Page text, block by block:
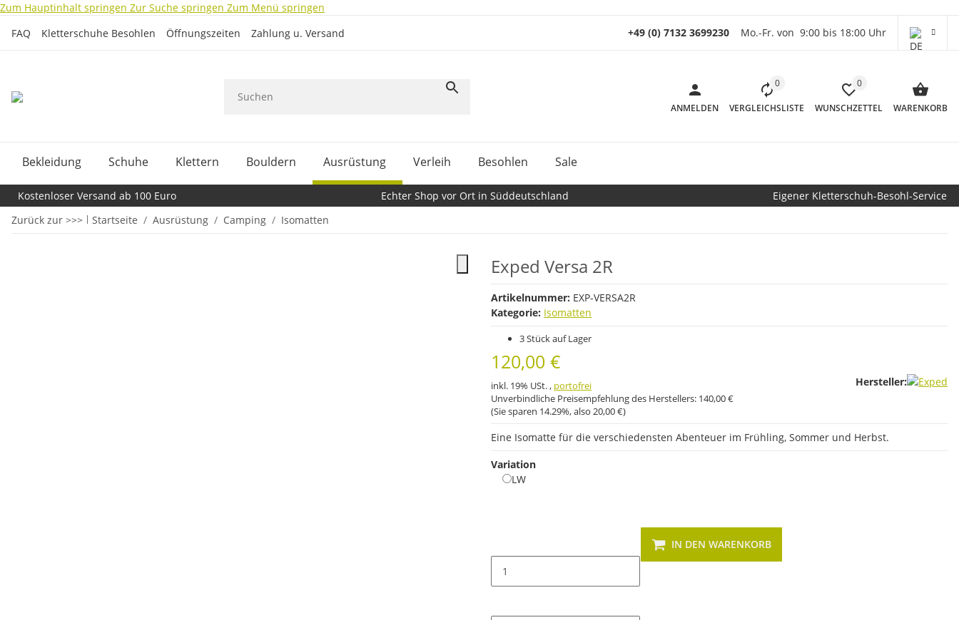
Zum Hauptinhalt springen Zur Suche springen Zum Menü springen
FAQ
Kletterschuhe Besohlen Öffnungszeiten Zahlung u. Versand +49 (0) 7132 3699230 Mo.-Fr. von 9:00 bis 18:00 Uhr
ANMELDEN
0
VERGLEICHSLISTE
0
WUNSCHZETTEL WARENKORB
Bekleidung Schuhe Klettern Bouldern Ausrüstung Verleih Besohlen Sale
Kostenloser Versand ab 100 Euro Echter Shop vor Ort in Süddeutschland
Eigener Kletterschuh-Besohl-Service
Zurück zur >>>
Startseite Ausrüstung Camping Isomatten
Exped Versa 2R
Artikelnummer: EXP-VERSA2R
Kategorie: Isomatten
3 Stück auf Lager
120,00 €
inkl. 19% USt. , portofrei
Unverbindliche Preisempfehlung des Herstellers: 140,00 €
(Sie sparen 14.29%, also 20,00 €)
Hersteller:
Eine Isomatte für die verschiedensten Abenteuer im Frühling, Sommer und Herbst.
Variation
LWLW
IN DEN WARENKORB